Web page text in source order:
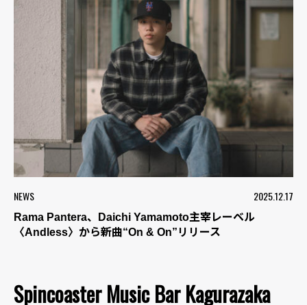
NEWS 2025.12.17
Rama Pantera、Daichi Yamamoto主宰レーベル
〈Andless〉から新曲“On & On”リリース
Spincoaster Music Bar Kagurazaka